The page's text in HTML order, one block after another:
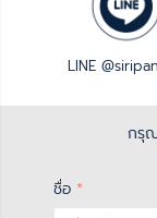
LINE
กรุ
ชื่อ *